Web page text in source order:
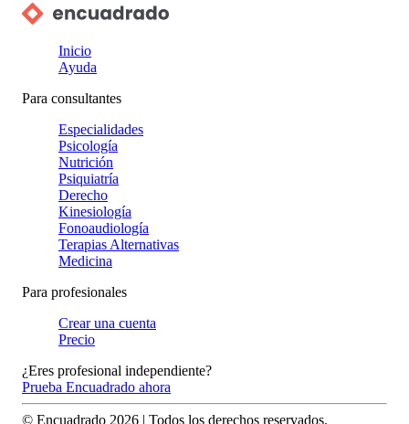
Inicio
Ayuda
Para consultantes
Especialidades
Psicología
Nutrición
Psiquiatría
Derecho
Kinesiología
Fonoaudiología
Terapias Alternativas
Medicina
Para profesionales
Crear una cuenta
Precio
¿Eres profesional independiente?
Prueba Encuadrado ahora
© Encuadrado 2026 | Todos los derechos reservados.